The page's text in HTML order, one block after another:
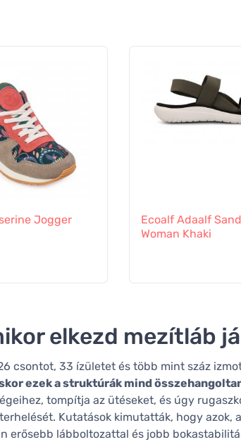
Jogger
Ecoalf Adaalf
Woman Khaki
elkezd mezítláb
csontot, 33 ízületet és több mint száz
ezek a struktúrák mind
tompítja az ütéseket, és úgy
Kutatások kimutatták, hogy azok,
erősebb lábboltozattal és jobb